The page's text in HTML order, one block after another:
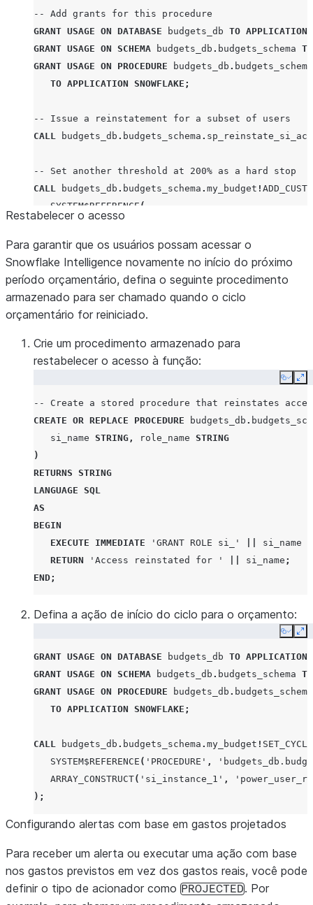
-- Add grants for this procedure
GRANT USAGE ON DATABASE budgets_db TO APPLICATION
GRANT USAGE ON SCHEMA budgets_db . budgets_schema TO
GRANT USAGE ON PROCEDURE budgets_db . budgets_schema
TO APPLICATION SNOWFLAKE ;
-- Issue a reinstatement for a subset of users
CALL
budgets_db . budgets_schema .
-- Set another threshold at 200% as a hard stop
CALL
budgets_db . budgets_schema . my_budget !
SYSTEM$REFERENCE (
),
ARRAY_CONSTRUCT('si_instance_1',
'ACTUAL' ,
200
Restabelecer o acesso
Para garantir que os usuários possam acessar o
Snowflake Intelligence novamente no início do próximo
período orçamentário, defina o seguinte procedimento
armazenado para ser chamado quando o ciclo
orçamentário for reiniciado.
Crie um procedimento armazenado para
restabelecer o acesso à função:
Copy
-- Create a stored procedure that reinstates
CREATE OR REPLACE PROCEDURE budgets_db .
si_name STRING , role_name STRING
)
RETURNS STRING
LANGUAGE SQL
AS
BEGIN
EXECUTE IMMEDIATE
'GRANT ROLE si_' si_name
RETURN
'Access reinstated for ' si_name ;
END;
Defina a ação de início do ciclo para o orçamento:
Copy
GRANT USAGE ON DATABASE budgets_db TO APPLICATION
GRANT USAGE ON SCHEMA budgets_db . budgets_schema TO
GRANT USAGE ON PROCEDURE budgets_db . budgets_schema
TO APPLICATION SNOWFLAKE ;
CALL budgets_db . budgets_schema . my_budget !
SYSTEM$REFERENCE ( 'PROCEDURE' ,
ARRAY_CONSTRUCT( 'si_instance_1' ,
);
Configurando alertas com base em gastos projetados
Para receber um alerta ou executar uma ação com base
nos gastos previstos em vez dos gastos reais, você pode
definir o tipo de acionador como PROJECTED. Por